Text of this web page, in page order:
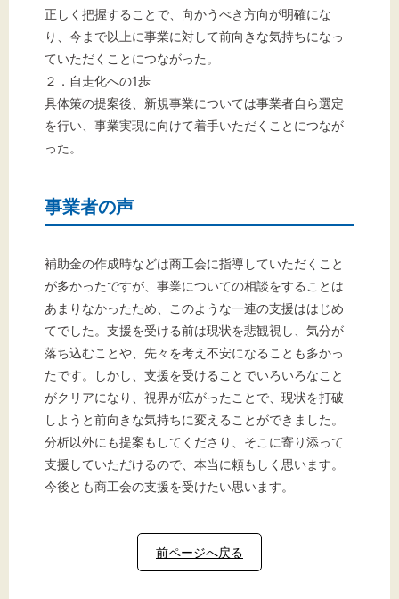
正しく把握することで、向かうべき方向が明確にな
り、今まで以上に事業に対して前向きな気持ちになっ
ていただくことにつながった。
２．自走化への1歩
具体策の提案後、新規事業については事業者自ら選定
を行い、事業実現に向けて着手いただくことにつなが
った。
事業者の声
補助金の作成時などは商工会に指導していただくこと
が多かったですが、事業についての相談をすることは
あまりなかったため、このような一連の支援ははじめ
てでした。支援を受ける前は現状を悲観視し、気分が
落ち込むことや、先々を考え不安になることも多かっ
たです。しかし、支援を受けることでいろいろなこと
がクリアになり、視界が広がったことで、現状を打破
しようと前向きな気持ちに変えることができました。
分析以外にも提案もしてくださり、そこに寄り添って
支援していただけるので、本当に頼もしく思います。
今後とも商工会の支援を受けたい思います。
前ページへ戻る